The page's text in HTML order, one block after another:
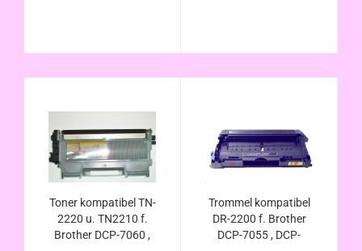
Toner kompatibel TN-
2220 u. TN2210 f.
Brother DCP-7060 ,
Trommel kompatibel
DR-2200 f. Brother
DCP-7055 , DCP-